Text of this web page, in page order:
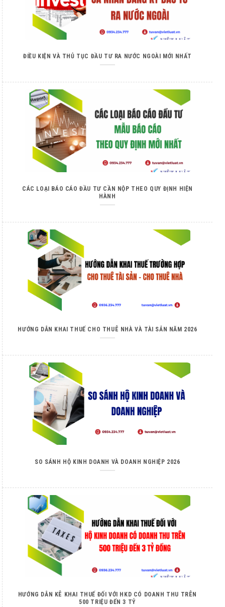
ĐIỀU KIỆN VÀ THỦ TỤC ĐẦU TƯ RA NƯỚC NGOÀI MỚI NHẤT
CÁC LOẠI BÁO CÁO ĐẦU TƯ CẦN NỘP THEO QUY ĐỊNH HIỆN
HÀNH
HƯỚNG DẪN KHAI THUẾ CHO THUÊ NHÀ VÀ TÀI SẢN NĂM 2026
SO SÁNH HỘ KINH DOANH VÀ DOANH NGHIỆP 2026
HƯỚNG DẪN KÊ KHAI THUẾ ĐỐI VỚI HKD CÓ DOANH THU TRÊN
500 TRIỆU ĐẾN 3 TỶ